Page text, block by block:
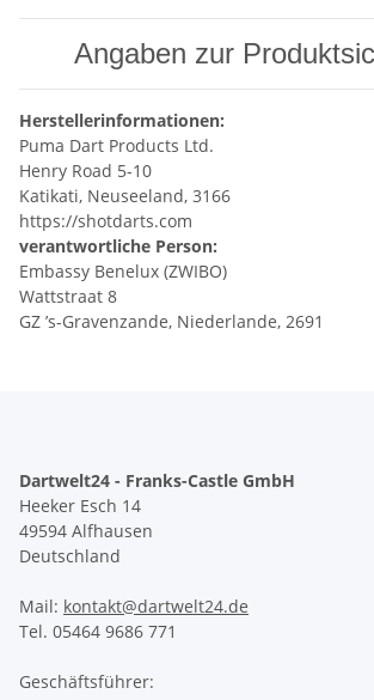
Angaben zur
Herstellerinformationen:
Puma Dart Products Ltd.
Henry Road 5-10
Katikati, Neuseeland, 3166
https://shotdarts.com
verantwortliche Person:
Embassy Benelux (ZWIBO)
Wattstraat 8
GZ ’s-Gravenzande, Niederlande, 2691
Dartwelt24 - Franks-Castle GmbH
Heeker Esch 14
49594 Alfhausen
Deutschland
Mail: kontakt@dartwelt24.de
Tel. 05464 9686 771
Geschäftsführer: